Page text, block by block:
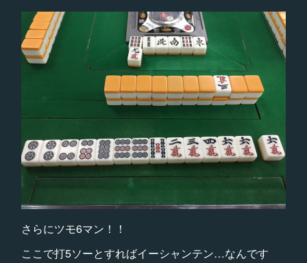
さらにツモ6マン！！
ここで打5ソーとすればイーシャンテン…なんです